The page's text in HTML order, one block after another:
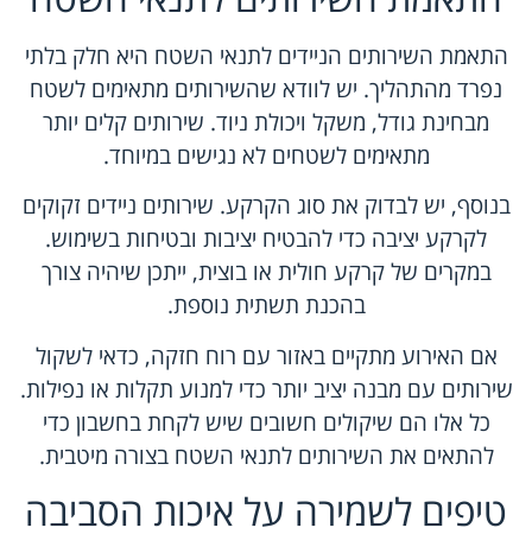
התאמת השירותים הניידים לתנאי השטח היא חלק בלתי
נפרד מהתהליך. יש לוודא שהשירותים מתאימים לשטח
מבחינת גודל, משקל ויכולת ניוד. שירותים קלים יותר
מתאימים לשטחים לא נגישים במיוחד.
בנוסף, יש לבדוק את סוג הקרקע. שירותים ניידים זקוקים
לקרקע יציבה כדי להבטיח יציבות ובטיחות בשימוש.
במקרים של קרקע חולית או בוצית, ייתכן שיהיה צורך
בהכנת תשתית נוספת.
אם האירוע מתקיים באזור עם רוח חזקה, כדאי לשקול
שירותים עם מבנה יציב יותר כדי למנוע תקלות או נפילות.
כל אלו הם שיקולים חשובים שיש לקחת בחשבון כדי
להתאים את השירותים לתנאי השטח בצורה מיטבית.
טיפים לשמירה על איכות הסביבה